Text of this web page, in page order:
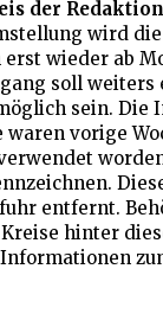
der Redaktion
wird
wieder ab
soll weiters
sein. Die
vorige
entfernt.
hinter